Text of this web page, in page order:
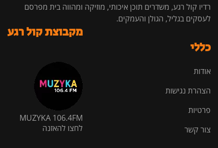
רדיו קול רגע, משדרים תוכן איכותי, מוזיקה ומהווה בית מפרסם
לעסקים בגליל, הגולן והעמקים.
כללי
אודות
הצהרת נגישות
פרטיות
צור קשר
מקבוצת קול רגע
MUZYKA 106.4FM
לחצו להאזנה